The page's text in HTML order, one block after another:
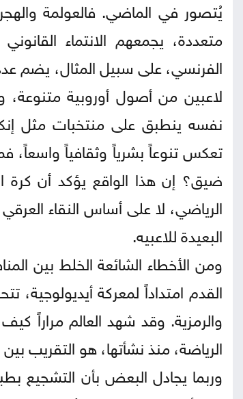
يُتصور في الماضي. فالعولمة
متعددة، يجمعهم الانتماء
الفرنسي، على سبيل المثال، يضم
لاعبين من أصول أوروبية
نفسه ينطبق على منتخبات مثل
تعكس تنوعاً بشرياً وثقافياً
ضيق؟ إن هذا الواقع يؤكد أن كرة
الرياضي، لا على أساس النقاء
البعيدة للاعبيه.
ومن الأخطاء الشائعة الخلط بين
القدم امتداداً لمعركة
والرمزية. وقد شهد العالم مراراً
الرياضة، منذ نشأتها، هو التقريب
وربما يجادل البعض بأن التشجيع